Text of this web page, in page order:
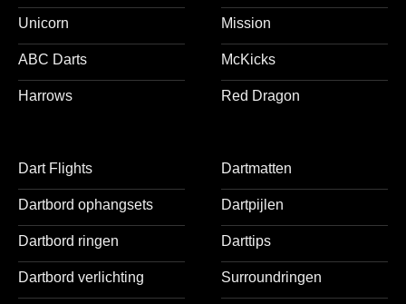
Unicorn
ABC Darts
Harrows
Mission
McKicks
Red Dragon
Dart Flights
Dartbord ophangsets
Dartbord ringen
Dartbord verlichting
Dartmatten
Dartpijlen
Darttips
Surroundringen